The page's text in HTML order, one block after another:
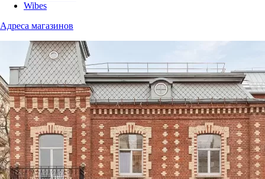
Wibes
Адреса магазинов